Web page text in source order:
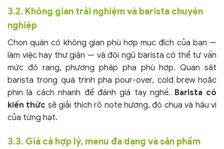
3.2. Không gian trải nghiệm và barista chuyên
nghiệp
Chọn quán có không gian phù hợp mục đích của bạn —
làm việc hay thư giãn — và đội ngũ barista có thể tư vấn
mức độ rang, phương pháp pha phù hợp. Quan sát
barista trong quá trình pha pour-over, cold brew hoặc
phin là cách nhanh để đánh giá tay nghề. Barista có
kiến thức sẽ giải thích rõ note hương, độ chua và hậu vị
của từng hạt.
3.3. Giá cả hợp lý, menu đa dạng và sản phẩm